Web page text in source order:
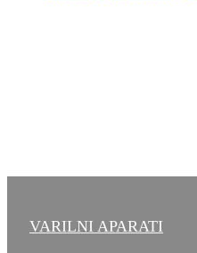
VARILNI APARATI